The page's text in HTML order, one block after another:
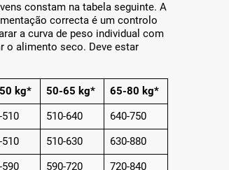
constam na tabela seguinte. A
correcta é um controlo
a curva de peso individual com
o alimento seco. Deve estar
kg* 50-65 kg*
65-80 kg*
510 510-640
640-750
510 510-630
630-880
590 590-720
720-840